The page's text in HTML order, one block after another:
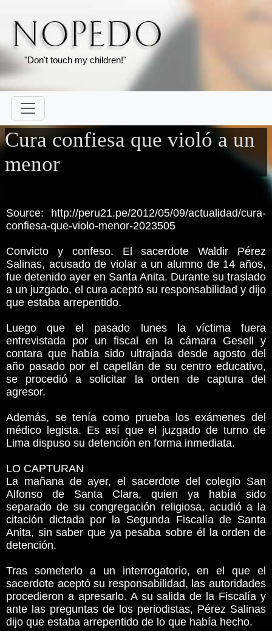
"Don't touch my children!"
Cura confiesa que violó a un
menor
Source: http://peru21.pe/2012/05/09/actualidad/cura-
confiesa-que-violo-menor-2023505
Convicto y confeso. El sacerdote Waldir Pérez
Salinas, acusado de violar a un alumno de 14 años,
fue detenido ayer en Santa Anita. Durante su traslado
a un juzgado, el cura aceptó su responsabilidad y dijo
que estaba arrepentido.
Luego que el pasado lunes la víctima fuera
entrevistada por un fiscal en la cámara Gesell y
contara que había sido ultrajada desde agosto del
año pasado por el capellán de su centro educativo,
se procedió a solicitar la orden de captura del
agresor.
Además, se tenía como prueba los exámenes del
médico legista. Es así que el juzgado de turno de
Lima dispuso su detención en forma inmediata.
LO CAPTURAN
La mañana de ayer, el sacerdote del colegio San
Alfonso de Santa Clara, quien ya había sido
separado de su congregación religiosa, acudió a la
citación dictada por la Segunda Fiscalía de Santa
Anita, sin saber que ya pesaba sobre él la orden de
detención.
Tras someterlo a un interrogatorio, en el que el
sacerdote aceptó su responsabilidad, las autoridades
procedieron a apresarlo. A su salida de la Fiscalía y
ante las preguntas de los periodistas, Pérez Salinas
dijo que estaba arrepentido de lo que había hecho.